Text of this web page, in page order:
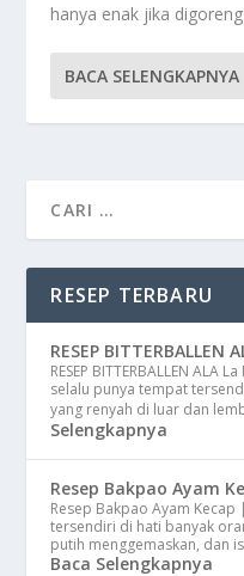
hanya enak jika
BACA SELENGKAPNYA
RESEP TERBARU
RESEP BITTERBALLEN
RESEP BITTERBALLEN ALA
selalu punya tempat
yang renyah di luar dan
Selengkapnya
Resep Bakpao Ayam
Resep Bakpao Ayam
tersendiri di hati banyak
putih menggemaskan, dan
Baca Selengkapnya